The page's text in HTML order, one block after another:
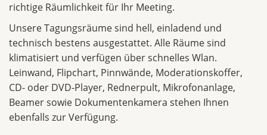
richtige Räumlichkeit für Ihr Meeting.
Unsere Tagungsräume sind hell, einladend und
technisch bestens ausgestattet. Alle Räume sind
klimatisiert und verfügen über schnelles Wlan.
Leinwand, Flipchart, Pinnwände, Moderationskoffer,
CD- oder DVD-Player, Rednerpult, Mikrofonanlage,
Beamer sowie Dokumentenkamera stehen Ihnen
ebenfalls zur Verfügung.